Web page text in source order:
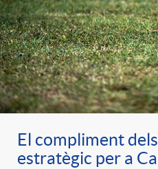
C
a
t
e
t
s
El compliment
estratègic per a